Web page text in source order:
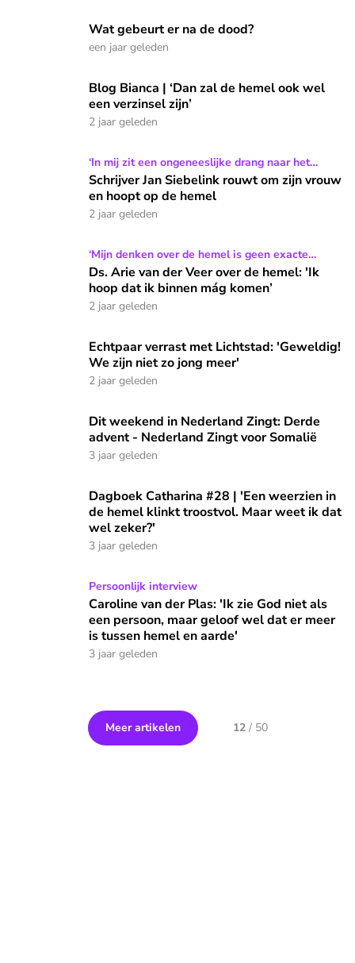
Wat gebeurt er na de dood?
Wat gebeurt er na de dood?
een jaar geleden
Blog Bianca | ‘Dan zal de hemel ook wel een verzinsel zijn’
Blog Bianca | ‘Dan zal de hemel ook wel
een verzinsel zijn’
2 jaar geleden
Schrijver Jan Siebelink rouwt om zijn vrouw en hoopt op de
‘In mij zit een ongeneeslijke drang naar het
mystieke’
Schrijver Jan Siebelink rouwt om zijn vrouw
en hoopt op de hemel
2 jaar geleden
Ds. Arie van der Veer over de hemel: 'Ik hoop dat ik binnen
‘Mijn denken over de hemel is geen exacte
wetenschap’
Ds. Arie van der Veer over de hemel: 'Ik
hoop dat ik binnen mág komen’
2 jaar geleden
Echtpaar verrast met Lichtstad: 'Geweldig! We zijn niet zo
Echtpaar verrast met Lichtstad: 'Geweldig!
We zijn niet zo jong meer'
2 jaar geleden
Dit weekend in Nederland Zingt: Derde advent -
Dit weekend in Nederland Zingt: Derde
advent - Nederland Zingt voor Somalië
3 jaar geleden
Dagboek Catharina #28 | 'Een weerzien in de hemel
Dagboek Catharina #28 | 'Een weerzien in
de hemel klinkt troostvol. Maar weet ik dat
wel zeker?'
3 jaar geleden
Caroline van der Plas: 'Ik zie God niet als een persoon,
Persoonlijk interview
Caroline van der Plas: 'Ik zie God niet als
een persoon, maar geloof wel dat er meer
is tussen hemel en aarde'
3 jaar geleden
Meer artikelen 12/ 50